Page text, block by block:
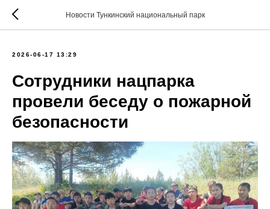
Новости Тункинский национальный парк
2026-06-17 13:29
Сотрудники нацпарка
провели беседу о пожарной
безопасности